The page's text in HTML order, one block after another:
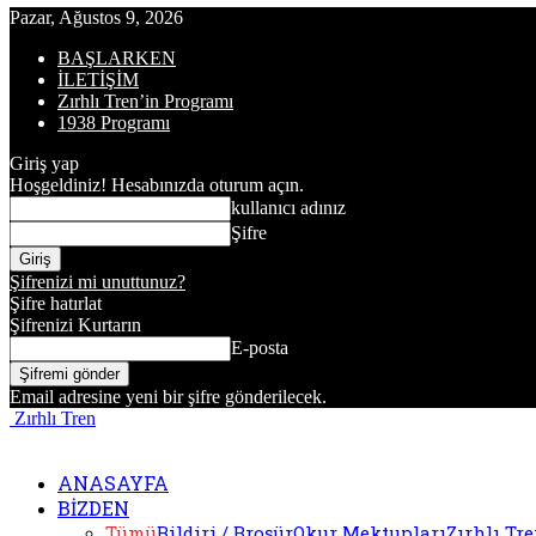
Pazar, Ağustos 9, 2026
BAŞLARKEN
İLETİŞİM
Zırhlı Tren’in Programı
1938 Programı
Giriş yap
Hoşgeldiniz! Hesabınızda oturum açın.
kullanıcı adınız
Şifre
Şifrenizi mi unuttunuz?
Şifre hatırlat
Şifrenizi Kurtarın
E-posta
Email adresine yeni bir şifre gönderilecek.
Zırhlı Tren
ANASAYFA
BİZDEN